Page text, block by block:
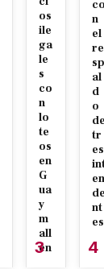
os
ile
ga
le
s
co
n
lo
te
os
en
G
ua
y
m
all
én
3
co
n
el
re
sp
al
d
o
de
tr
es
en
de
nt
es
4